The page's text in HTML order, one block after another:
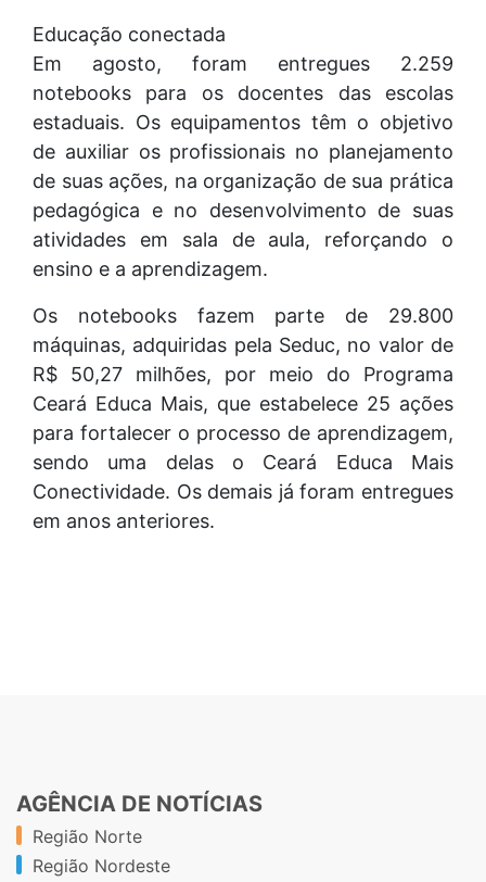
Educação conectada
Em agosto, foram entregues 2.259
notebooks para os docentes das escolas
estaduais. Os equipamentos têm o objetivo
de auxiliar os profissionais no planejamento
de suas ações, na organização de sua prática
pedagógica e no desenvolvimento de suas
atividades em sala de aula, reforçando o
ensino e a aprendizagem.
Os notebooks fazem parte de 29.800
máquinas, adquiridas pela Seduc, no valor de
R$ 50,27 milhões, por meio do Programa
Ceará Educa Mais, que estabelece 25 ações
para fortalecer o processo de aprendizagem,
sendo uma delas o Ceará Educa Mais
Conectividade. Os demais já foram entregues
em anos anteriores.
AGÊNCIA DE NOTÍCIAS
Região Norte
Região Nordeste